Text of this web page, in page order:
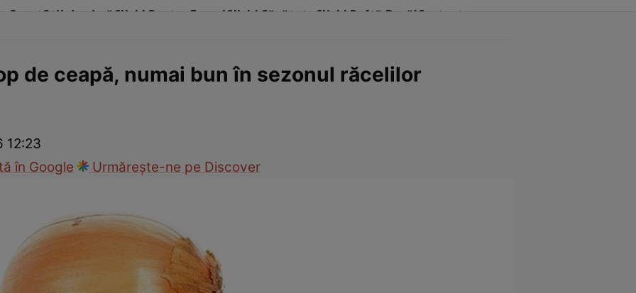
SportStil de viațăClick! Pentru FemeiClick! Sănătate Click! Poftă Bună!Contact
de ceapă, numai bun în sezonul răcelilor
12:23
în Google
Urmărește-ne pe Discover